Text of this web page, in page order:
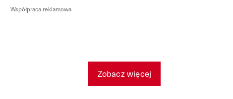
Współpraca reklamowa
Zobacz więcej